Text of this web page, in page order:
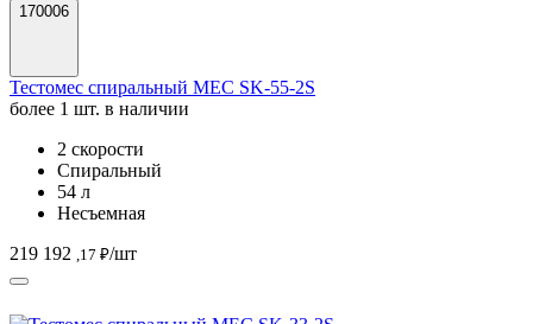
170006
Тестомес спиральный MEC SK-55-2S
более 1 шт. в наличии
2 скорости
Спиральный
54 л
Несъемная
219 192 ,17 ₽/шт